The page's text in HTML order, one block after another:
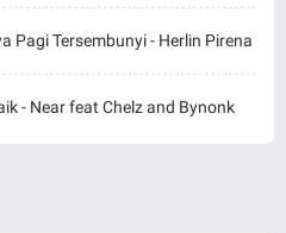
Pagi Tersembunyi - Herlin Pirena
- Near feat Chelz and Bynonk